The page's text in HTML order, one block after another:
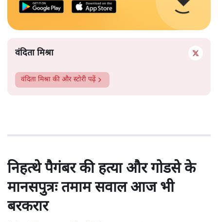
वंदिता मिश्रा
वंदिता मिश्रा की और स्टोरी पढ़ें
निहत्थे पैगंबर की हत्या और गोडसे के
मानसपुत्रः तमाम सवाल आज भी
बरकरार